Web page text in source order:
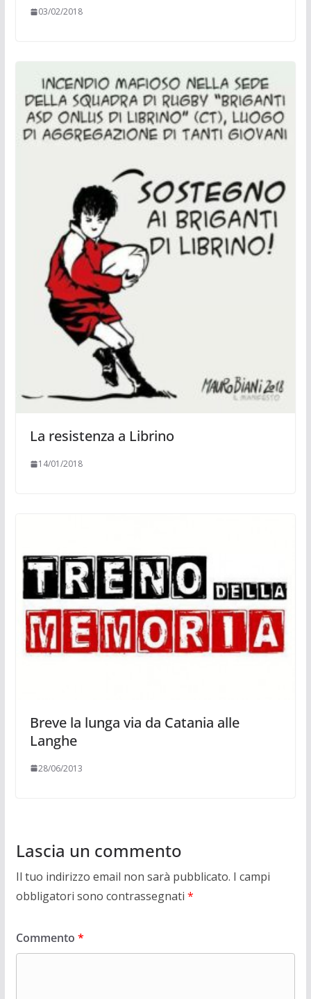
03/02/2018
La resistenza a Librino
14/01/2018
Breve la lunga via da Catania alle
Langhe
28/06/2013
Lascia un commento
Il tuo indirizzo email non sarà pubblicato. I campi
obbligatori sono contrassegnati *
Commento *